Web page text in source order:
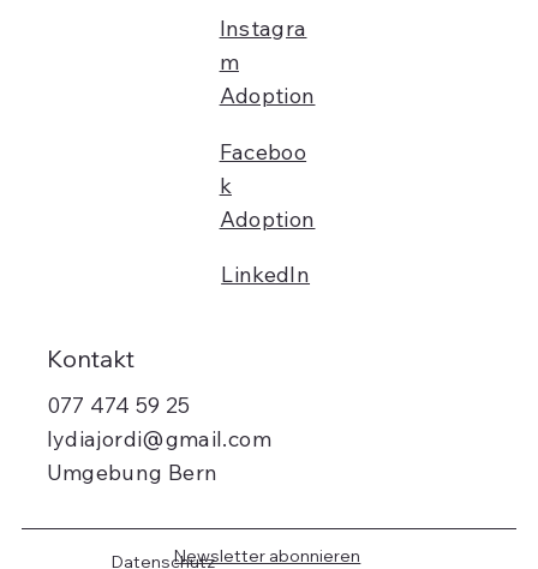
Kontakt
077 474 59 25
lydiajordi@gmail.com
Umgebung Bern
LinkedIn
Instagra
m
Adoption
Faceboo
k
Adoption
DatenschutzNewsletter abonnieren